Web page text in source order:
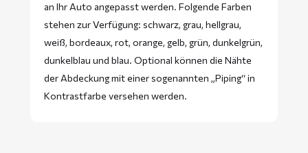
an Ihr Auto angepasst werden. Folgende Farben
stehen zur Verfügung: schwarz, grau, hellgrau,
weiß, bordeaux, rot, orange, gelb, grün, dunkelgrün,
dunkelblau und blau. Optional können die Nähte
der Abdeckung mit einer sogenannten „Piping“ in
Kontrastfarbe versehen werden.